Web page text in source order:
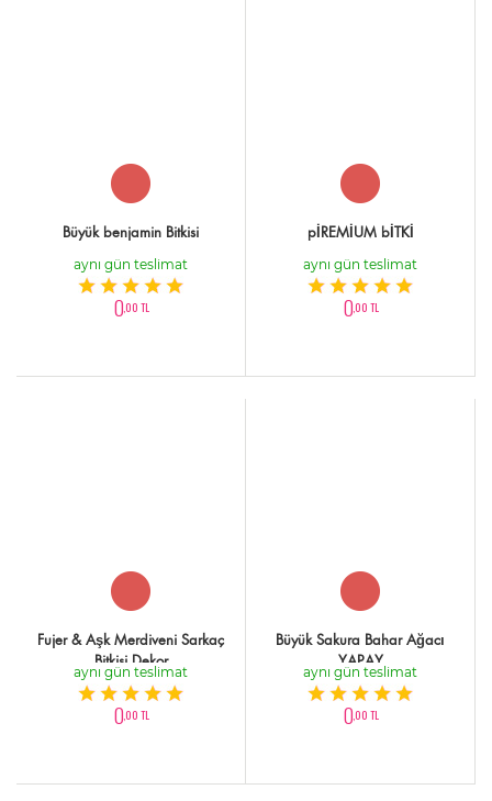
Büyük benjamin Bitkisi
aynı gün teslimat
0,00 TL
pİREMİUM bİTKİ
aynı gün teslimat
0,00 TL
Fujer & Aşk Merdiveni Sarkaç
Bitkisi Dekor
aynı gün teslimat
0,00 TL
Büyük Sakura Bahar Ağacı
YAPAY
aynı gün teslimat
0,00 TL